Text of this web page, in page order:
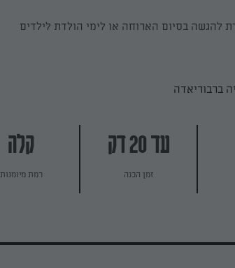
להגשה בסיום הארוחה או לימי הולדת לילדים
ברבוריאדה
עד 20 דק
זמן הכנה
קלה
רמת מיומנות